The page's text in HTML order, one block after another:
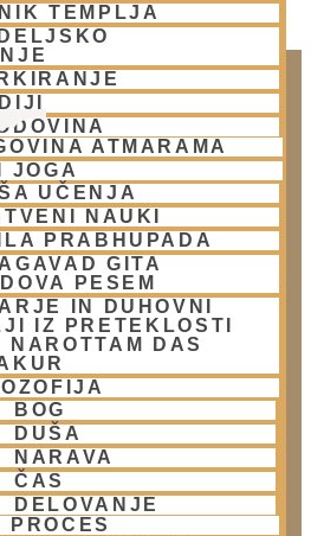
TEMPLJA
ATMARAMA
JOGA
UČENJA
NAUKI
PRABHUPADA
GITA
PESEM
IN DUHOVNI
IZ PRETEKLOSTI
NAROTTAM DAS
BOG
DUŠA
NARAVA
ČAS
DELOVANJE
PROCES